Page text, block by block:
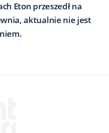
Eton przeszedł na
aktualnie nie jest